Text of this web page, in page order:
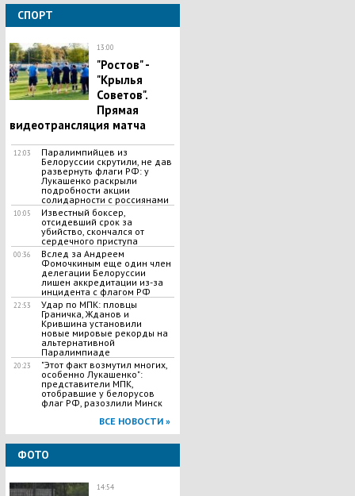
СПОРТ
13:00
"Ростов" -
"Крылья
Советов".
Прямая
видеотрансляция матча
12:03
Паралимпийцев из
Белоруссии скрутили, не дав
развернуть флаги РФ: у
Лукашенко раскрыли
подробности акции
солидарности с россиянами
10:05
Известный боксер,
отсидевший срок за
убийство, скончался от
сердечного приступа
00:36
Вслед за Андреем
Фомочкиным еще один член
делегации Белоруссии
лишен аккредитации из-за
инцидента с флагом РФ
22:53
Удар по МПК: пловцы
Граничка, Жданов и
Крившина установили
новые мировые рекорды на
альтернативной
Паралимпиаде
20:23
"Этот факт возмутил многих,
особенно Лукашенко":
представители МПК,
отобравшие у белорусов
флаг РФ, разозлили Минск
ВСЕ НОВОСТИ »
ФОТО
14:54